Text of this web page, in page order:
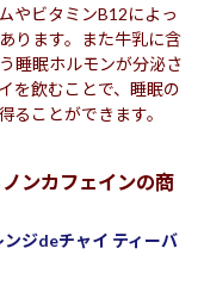
やビタミンB12によっ
ります。また牛乳に含
睡眠ホルモンが分泌さ
を飲むことで、睡眠の
ることができます。
ンカフェインの商
ンジdeチャイ ティーバ